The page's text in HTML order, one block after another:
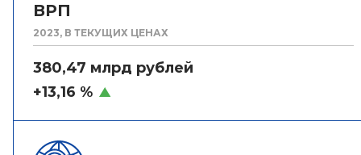
ВРП
2023, В ТЕКУЩИХ ЦЕНАХ
380,47 млрд рублей
+13,16 %